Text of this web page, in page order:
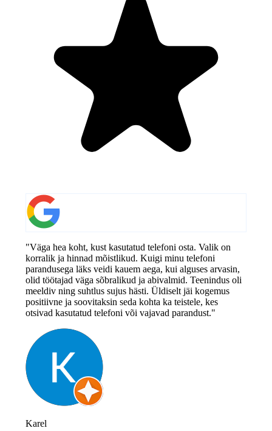
"Väga hea koht, kust kasutatud telefoni osta. Valik on
korralik ja hinnad mõistlikud. Kuigi minu telefoni
parandusega läks veidi kauem aega, kui alguses arvasin,
olid töötajad väga sõbralikud ja abivalmid. Teenindus oli
meeldiv ning suhtlus sujus hästi. Üldiselt jäi kogemus
positiivne ja soovitaksin seda kohta ka teistele, kes
otsivad kasutatud telefoni või vajavad parandust."
Karel